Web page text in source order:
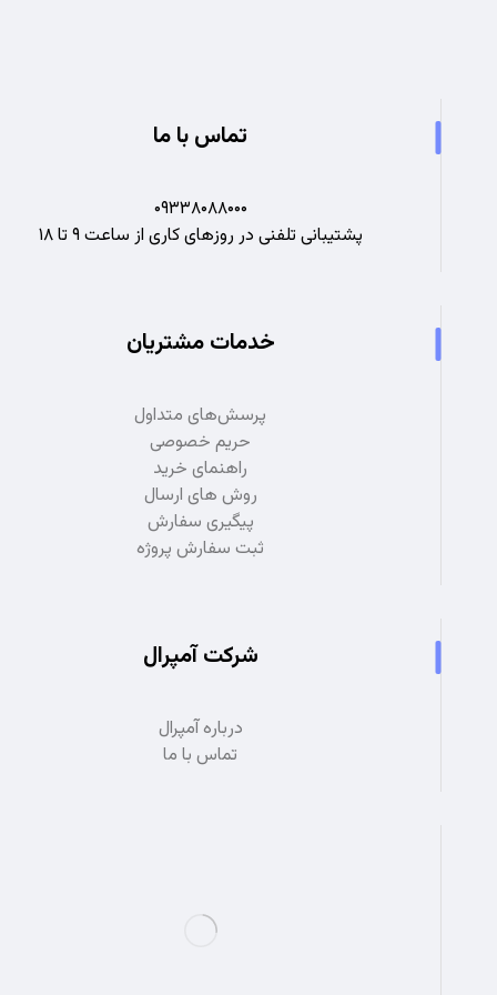
تماس با ما
۰۹۳۳۸۰۸۸۰۰۰
پشتیبانی تلفنی در روزهای کاری از ساعت ۹ تا ۱۸
خدمات مشتریان
پرسش‌های متداول
حریم خصوصی
راهنمای خرید
روش های ارسال
پیگیری سفارش
ثبت سفارش پروژه
شرکت آمپرال
درباره آمپرال
تماس با ما